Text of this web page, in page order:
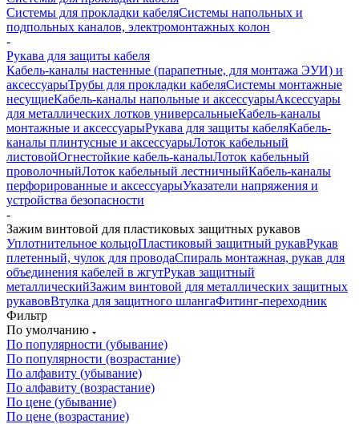
Системы для прокладки кабеляСистемы напольных и
подпольных каналов, электромонтажных колон
-
Рукава для защиты кабеля
Кабель-каналы настенные (парапетные, для монтажа ЭУИ) и
аксессуарыТрубы для прокладки кабеляСистемы монтажные
несущиеКабель-каналы напольные и аксессуарыАксессуары
для металлических лотков универсальныеКабель-каналы
монтажные и аксессуарыРукава для защиты кабеляКабель-
каналы плинтусные и аксессуарыЛоток кабельный
листовойОгнестойкие кабель-каналыЛоток кабельный
проволочныйЛоток кабельный лестничныйКабель-каналы
перфорированные и аксессуарыУказатели напряжения и
устройства безопасности
-
Зажим винтовой для пластиковых защитных рукавов
Уплотнительное кольцоПластиковый защитный рукавРукав
плетенный, чулок для проводаСпираль монтажная, рукав для
объединения кабелей в жгутРукав защитный
металлическийЗажим винтовой для металлических защитных
рукавовВтулка для защитного шлангаФитинг-переходник
Фильтр
По умолчанию
По популярности (убывание)
По популярности (возрастание)
По алфавиту (убывание)
По алфавиту (возрастание)
По цене (убывание)
По цене (возрастание)